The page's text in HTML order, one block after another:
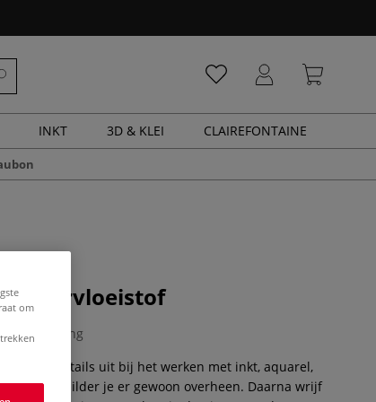
INKT 3D & KLEI CLAIREFONTAINE
Beoordeling
spaar je details uit bij het werken met inkt, aquarel,
schilder je er gewoon overheen. Daarna wrijf
om